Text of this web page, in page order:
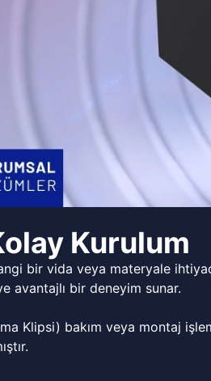
Kurulum
bir vida veya materyale ihtiyaç
avantajlı bir deneyim sunar.
Klipsi) bakım veya montaj